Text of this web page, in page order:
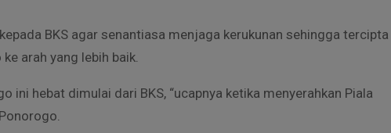
BKS agar senantiasa menjaga kerukunan sehingga tercipta
arah yang lebih baik.
ini hebat dimulai dari BKS, “ucapnya ketika menyerahkan Piala